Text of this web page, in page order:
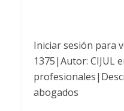
Iniciar sesión para
1375|Autor: CIJUL
abogados